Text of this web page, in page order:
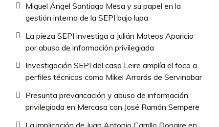
Miguel Ángel Santiago Mesa y su papel en la
gestión interna de la SEPI bajo lupa
La pieza SEPI investiga a Julián Mateos Aparicio
por abuso de información privilegiada
Investigación SEPI del caso Leire amplía el foco a
perfiles técnicos como Mikel Arrarás de Servinabar
Presunta prevaricación y abuso de información
privilegiada en Mercasa con José Ramón Sempere
La implicación de Juan Antonio Carrillo Donaire en